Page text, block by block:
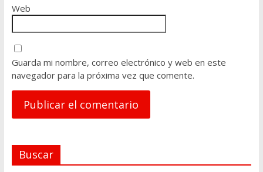
Web
Guarda mi nombre, correo electrónico y web en este
navegador para la próxima vez que comente.
l
Buscar